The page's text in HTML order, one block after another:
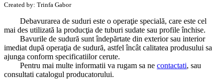
Created by: Trinfa Gabor
Debavurarea de suduri este o operaţie specială, care este cel
mai des utilizată la producţia de tuburi sudate sau profile închise.
Bavurile de sudură sunt îndepărtate din exterior sau interior
imediat după operaţia de sudură, astfel încât calitatea produsului sa
ajunga conform specificatiilor cerute.
Pentru mai multe informatii va rugam sa ne contactati, sau
consultati catalogul producatorului.